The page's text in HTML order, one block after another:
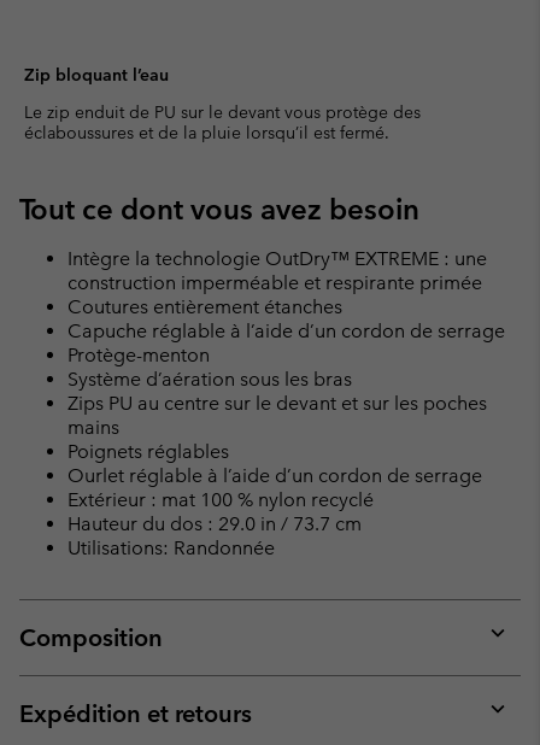
Zip bloquant l’eau
Le zip enduit de PU sur le devant vous protège des
éclaboussures et de la pluie lorsqu’il est fermé.
Tout ce dont vous avez besoin
Intègre la technologie OutDry™ EXTREME : une
construction imperméable et respirante primée
Coutures entièrement étanches
Capuche réglable à l’aide d’un cordon de serrage
Protège-menton
Système d’aération sous les bras
Zips PU au centre sur le devant et sur les poches
mains
Poignets réglables
Ourlet réglable à l’aide d’un cordon de serrage
Extérieur : mat 100 % nylon recyclé
Hauteur du dos : 29.0 in / 73.7 cm
Utilisations: Randonnée
Composition
or
Expédition et retours